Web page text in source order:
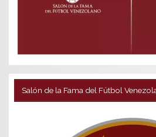
Salón de la Fama del Fútbol